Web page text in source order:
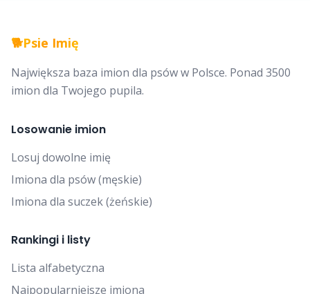
🐕Psie Imię
Największa baza imion dla psów w Polsce. Ponad 3500
imion dla Twojego pupila.
Losowanie imion
Losuj dowolne imię
Imiona dla psów (męskie)
Imiona dla suczek (żeńskie)
Rankingi i listy
Lista alfabetyczna
Najpopularniejsze imiona